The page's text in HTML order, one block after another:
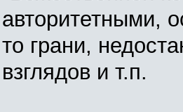
авторитетными,
то грани,
взглядов и т.п.